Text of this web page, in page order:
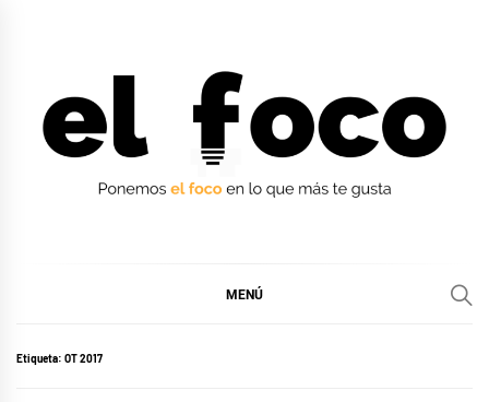
MENÚ
Etiqueta: OT 2017